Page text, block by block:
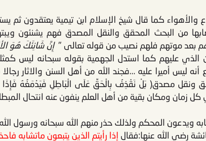
والأهواء كما قال شيخ الإسلام ابن تيمية يعتقدون ثم
من البحث المحقق والنقل المصدق فهم يشنئون
بعد موتهم فلهم نصيب من قوله تعالى "إِنَّ شَانِئَكَ هُوَ
الذي عليهم كما استدل الجهمية بقوله سبحانه ليس
أنه ليس أميرا عليه ...فجند الله من أهل السنن والاثار
ونقل مصدق( بَلْ نَقْذِفُ بِالْحَقِّ عَلَى الْبَاطِلِ فَيَدْمَغُهُ
زمان ومكان بقية من أهل العلم ينفون عنه انتحال
ويدعون المحكم ولذلك حذر منهم الله سبحانه ورسول
رضي الله عنها:فقال
إذا رأيتم الذين يتبعون ماتشابه